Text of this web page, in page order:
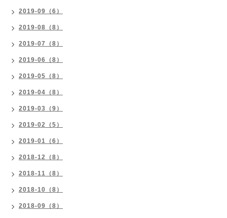
2019-09（6）
2019-08（8）
2019-07（8）
2019-06（8）
2019-05（8）
2019-04（8）
2019-03（9）
2019-02（5）
2019-01（6）
2018-12（8）
2018-11（8）
2018-10（8）
2018-09（8）